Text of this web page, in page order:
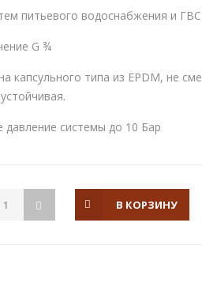
питьевого водоснабжения и
G ¾
капсульного типа из EPDM, не
давление системы до 10 Бар
В КОРЗИНУ